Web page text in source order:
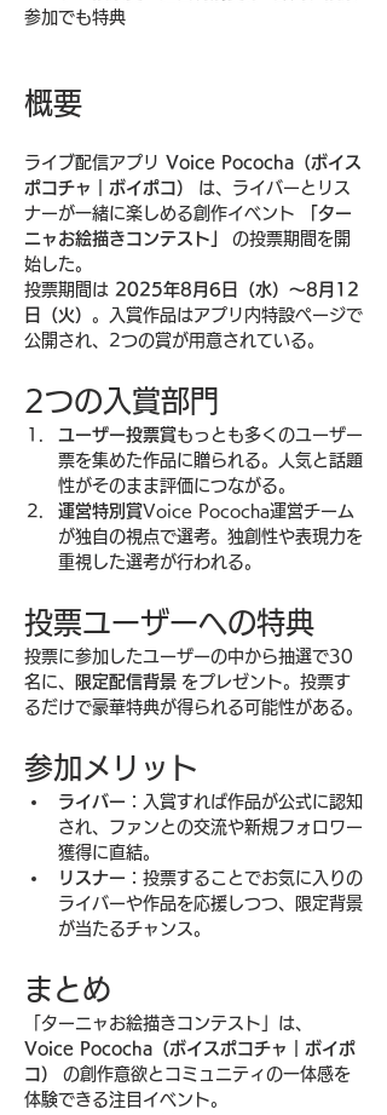
参加でも特典
概要
ライブ配信アプリ Voice Pococha（ボイス
ポコチャ｜ボイポコ）
は、ライバーとリス
ナーが一緒に楽しめる創作イベント
「ター
ニャお絵描きコンテスト」
の投票期間を開
始した。
投票期間は 2025年8月6日（水）〜8月12
日（火） 。入賞作品はアプリ内特設ページで
公開され、2つの賞が用意されている。
2つの入賞部門
ユーザー投票賞もっとも多くのユーザー
票を集めた作品に贈られる。人気と話題
性がそのまま評価につながる。
運営特別賞Voice Pococha運営チーム
が独自の視点で選考。独創性や表現力を
重視した選考が行われる。
投票ユーザーへの特典
投票に参加したユーザーの中から抽選で30
名に、
限定配信背景 をプレゼント。投票す
るだけで豪華特典が得られる可能性がある。
参加メリット
ライバー ：入賞すれば作品が公式に認知
され、ファンとの交流や新規フォロワー
獲得に直結。
リスナー ：投票することでお気に入りの
ライバーや作品を応援しつつ、限定背景
が当たるチャンス。
まとめ
「ターニャお絵描きコンテスト」は、
Voice Pococha（ボイスポコチャ｜ボイポ
コ）
の創作意欲とコミュニティの一体感を
体験できる注目イベント。